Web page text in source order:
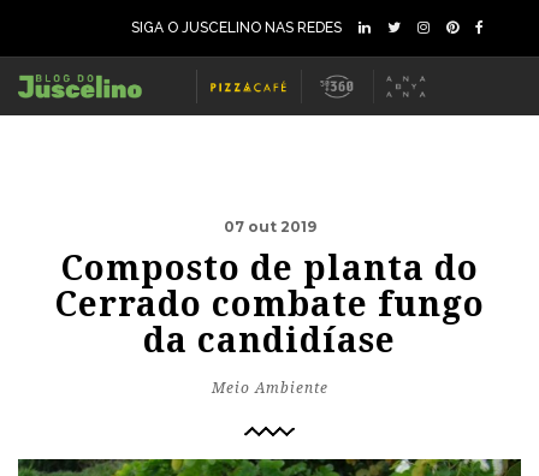
SIGA O JUSCELINO NAS REDES
07 out 2019
Composto de planta do
Cerrado combate fungo
da candidíase
Meio Ambiente